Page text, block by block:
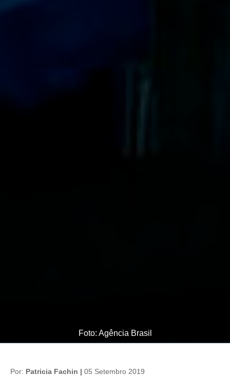
Foto: Agência Brasil
Por: Patricia Fachin | 05 Setembro 2019